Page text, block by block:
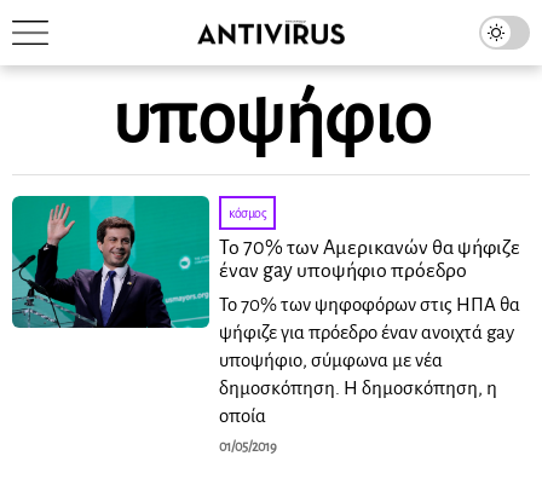
υποψήφιο
κόσμος
Το 70% των Αμερικανών θα ψήφιζε
έναν gay υποψήφιο πρόεδρο
Το 70% των ψηφοφόρων στις ΗΠΑ θα
ψήφιζε για πρόεδρο έναν ανοιχτά gay
υποψήφιο, σύμφωνα με νέα
δημοσκόπηση. Η δημοσκόπηση, η
οποία
01/05/2019